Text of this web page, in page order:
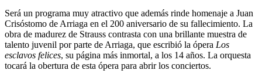
Será un programa muy atractivo que además rinde homenaje a Juan
Crisóstomo de Arriaga en el 200 aniversario de su fallecimiento. La
obra de madurez de Strauss contrasta con una brillante muestra de
talento juvenil por parte de Arriaga, que escribió la ópera Los
esclavos felices, su página más inmortal, a los 14 años. La orquesta
tocará la obertura de esta ópera para abrir los conciertos.